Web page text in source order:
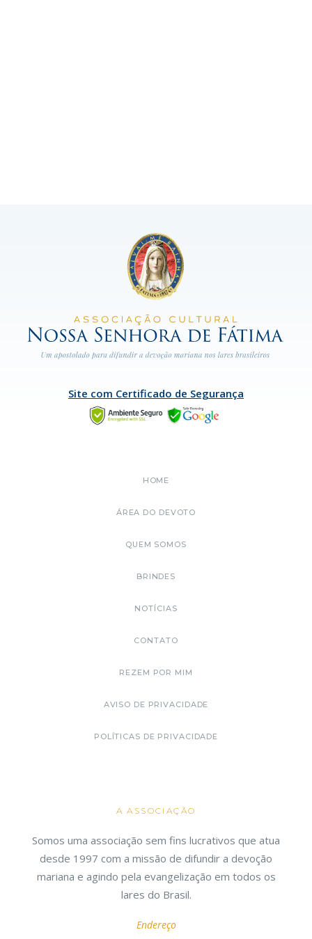
Site com Certificado de Segurança
HOME
ÁREA DO DEVOTO
QUEM SOMOS
BRINDES
NOTÍCIAS
CONTATO
REZEM POR MIM
AVISO DE PRIVACIDADE
POLÍTICAS DE PRIVACIDADE
A ASSOCIAÇÃO
Somos uma associação sem fins lucrativos que atua
desde 1997 com a missão de difundir a devoção
mariana e agindo pela evangelização em todos os
lares do Brasil.
Endereço